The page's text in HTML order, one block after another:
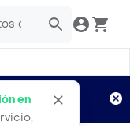
en
Aplican TyC